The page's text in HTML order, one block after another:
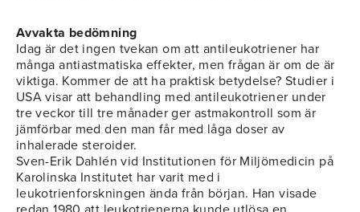
Avvakta bedömning
Idag är det ingen tvekan om att antileukotriener har
många antiastmatiska effekter, men frågan är om de är
viktiga. Kommer de att ha praktisk betydelse? Studier i
USA visar att behandling med antileukotriener under
tre veckor till tre månader ger astmakontroll som är
jämförbar med den man får med låga doser av
inhalerade steroider.
Sven-Erik Dahlén vid Institutionen för Miljömedicin på
Karolinska Institutet har varit med i
leukotrienforskningen ända från början. Han visade